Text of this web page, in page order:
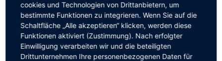
"Die Nashörner" von
Ionesco
11.02.2012, 20:00
Klassenspiel der Klasse 12.
cookies und Technologien von Drittanbietern, um
bestimmte Funktionen zu integrieren. Wenn Sie auf die
Schaltfläche „Alle akzeptieren“ klicken, werden diese
Funktionen aktiviert (Zustimmung). Nach erfolgter
Einwilligung verarbeiten wir und die beteiligten
Drittunternehmen Ihre personenbezogenen Daten für